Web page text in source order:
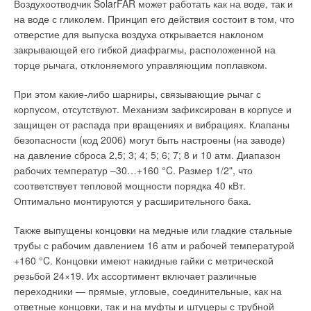
Воздухоотводчик SolarFAR может работать как на воде, так и
на воде с гликолем. Принцип его действия состоит в том, что
отверстие для выпуска воздуха открывается наклоном
закрывающей его гибкой диафрагмы, расположенной на
торце рычага, отклоняемого управляющим поплавком.
При этом какие-либо шарниры, связывающие рычаг с
корпусом, отсутствуют. Механизм зафиксирован в корпусе и
защищен от распада при вращениях и вибрациях. Клапаны
безопасности (код 2006) могут быть настроены (на заводе)
на давление сброса 2,5; 3; 4; 5; 6; 7; 8 и 10 атм. Диапазон
рабочих температур –30…+160 °C. Размер 1/2ʺ, что
соответствует тепловой мощности порядка 40 кВт.
Оптимально монтируются у расширительного бака.
Также выпущены концовки на медные или гладкие стальные
трубы с рабочим давлением 16 атм и рабочей температурой
+160 °C. Концовки имеют накидные гайки с метрической
резьбой 24×19. Их ассортимент включает различные
переходники — прямые, угловые, соединительные, как на
ответные концовки, так и на муфты и штуцеры с трубной
регионов они экспоненциально усиливаются, а в других —
столь же резко уменьшаются, приводя к засухам. Разница во
мнениях ученых касается лишь оценки перспектив. В
докладах МГЭИК (международной группы экспертов по
изменению климата) зафиксировано, что рост температуры
еще десятки и сотни лет.
Например, потребуется примерно 30 лет, чтобы лишь треть
выброшенного СО2 было выведено из атмосферы в
результате естественных процессов; еще 30 % может быть
удалено за несколько столетий и, наконец, 20 % останутся в
ней на тысячи лет. Нобелевский лауреат Раджендра
Пачаури (председатель МГЭИК) предполагает, что проблему
фундаментальным реформам не позднее 2012 г.
А представитель NASA Джеймс Хэнсен считает, что для
обеспечения такого контроля уже к 2030 г. необходимо
полностью прекратить выбросы парниковых газов. Когда
Сухаревка расположены выше Мытищ, галерею пришлось
углублять в землю на 14 и 18 м соответственно. На
Каланчевском поле был сооружен первый открытый бассейн
и четыре колодца, а заканчивался водопровод на Трубной
площади.
28 октября 1804 г. состоялось торжественное открытие
Екатерининского водопровода. Этот день вошел в историю
как официальный день рождения московского водопровода.
Спустя некоторое время заработали еще пять фонтанов,
ставшие источниками чистой воды для Москвы: около
Шереметьевской больницы на Сухаревке (сейчас — Институт
скорой помощи им. Склифосовского), на Садовой, во дворе
Спасских казарм и два — во дворах на Трубной площади.
Реконструкции в Мытищах
Спустя двадцать лет был утвержден проект о переустройстве
Мытищинского водопровода, предложенный его директором
Н.И. Янишем. Участок Екатерининского водопровода от
Мытищ до села Алексеевского был усовершенствован, после